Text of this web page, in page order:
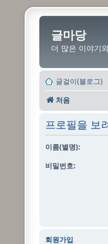
글마당
더 많은 이야기
글걸이(블로그)
처음
프로필을 보
이름(별명):
비밀번호:
회원가입